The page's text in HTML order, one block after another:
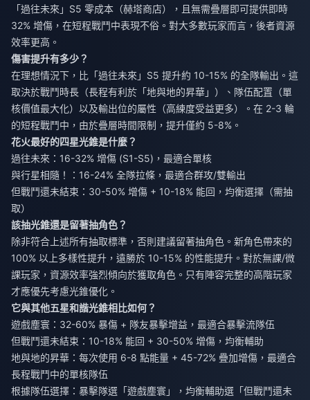
「過往未來」S5 零成本（赫塔商店），且無需疊層即可提供即時
32% 增傷，在短程戰鬥中表現不俗。對大多數玩家而言，後者資源
效率更高。
傷害提升有多少？
在理想情況下，比「過往未來」S5 提升約 10-15% 的全隊輸出。這
取決於戰鬥時長（長程有利於「地與地的昇華」）、隊伍配置（單
核價值最大化）以及輸出位的屬性（高練度受益更多）。在 2-3 輪
的短程戰鬥中，由於疊層時間限制，提升僅約 5-8%。
花火最好的四星光錐是什麼？
過往未來：16-32% 增傷 (S1-S5)，最適合單核
與行星相隨！：16-24% 全隊拉條，最適合群攻/雙輸出
但戰鬥還未結束：30-50% 增傷 + 10-18% 能回，均衡選擇（需抽
取）
該抽光錐還是留著抽角色？
除非符合上述所有抽取標準，否則建議留著抽角色。新角色帶來的
100% 以上多樣性提升，遠勝於 10-15% 的性能提升。對於無課/微
課玩家，資源效率強烈傾向於獲取角色。只有陣容完整的高階玩家
才應優先考慮光錐優化。
它與其他五星和諧光錐相比如何？
遊戲塵寰：32-60% 暴傷 + 隊友暴擊增益，最適合暴擊流隊伍
但戰鬥還未結束：10-18% 能回 + 30-50% 增傷，均衡輔助
地與地的昇華：每次使用 6-8 點能量 + 45-72% 疊加增傷，最適合
長程戰鬥中的單核隊伍
根據隊伍選擇：暴擊隊選「遊戲塵寰」，均衡輔助選「但戰鬥還未